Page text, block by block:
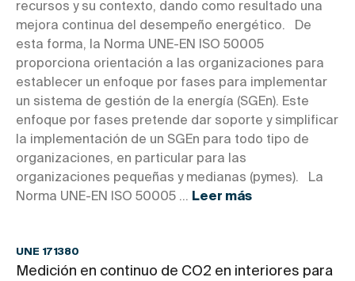
recursos y su contexto, dando como resultado una
mejora continua del desempeño energético. De
esta forma, la Norma UNE-EN ISO 50005
proporciona orientación a las organizaciones para
establecer un enfoque por fases para implementar
un sistema de gestión de la energía (SGEn). Este
enfoque por fases pretende dar soporte y simplificar
la implementación de un SGEn para todo tipo de
organizaciones, en particular para las
organizaciones pequeñas y medianas (pymes). La
Norma UNE-EN ISO 50005 ... Leer más
UNE 171380
Medición en continuo de CO2 en interiores para